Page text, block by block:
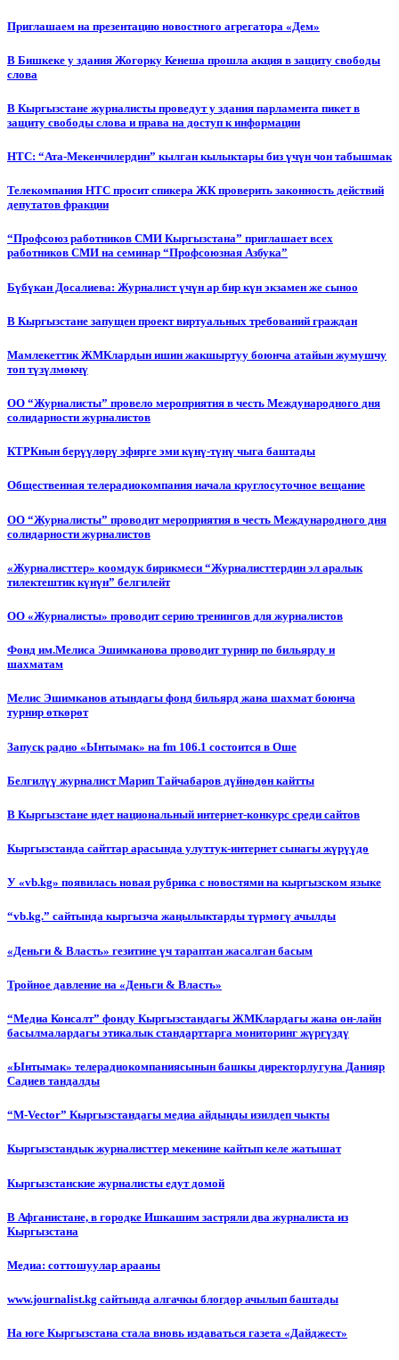
Приглашаем на презентацию новостного агрегатора «Дем»
В Бишкеке у здания Жогорку Кенеша прошла акция в защиту свободы
слова
В Кыргызстане журналисты проведут у здания парламента пикет в
защиту свободы слова и права на доступ к информации
НТС: “Ата-Мекенчилердин” кылган кылыктары биз үчүн чон табышмак
Телекомпания НТС просит спикера ЖК проверить законность действий
депутатов фракции
“Профсоюз работников СМИ Кыргызстана” приглашает всех
работников СМИ на семинар “Профсоюзная Азбука”
Бүбүкан Досалиева: Журналист үчүн ар бир күн экзамен же сыноо
В Кыргызстане запущен проект виртуальных требований граждан
Мамлекеттик ЖМКлардын ишин жакшыртуу боюнча атайын жумушчу
топ түзүлмөкчү
ОО “Журналисты” провело мероприятия в честь Международного дня
солидарности журналистов
КТРКнын берүүлөрү эфирге эми күнү-түнү чыга баштады
Общественная телерадиокомпания начала круглосуточное вещание
ОО “Журналисты” проводит мероприятия в честь Международного дня
солидарности журналистов
«Журналисттер» коомдук бирикмеси “Журналисттердин эл аралык
тилектештик күнүн” белгилейт
ОО «Журналисты» проводит серию тренингов для журналистов
Фонд им.Мелиса Эшимканова проводит турнир по бильярду и
шахматам
Мелис Эшимканов атындагы фонд бильярд жана шахмат боюнча
турнир өткөрөт
Запуск радио «Ынтымак» на fm 106.1 состоится в Оше
Белгилүү журналист Марип Тайчабаров дүйнөдөн кайтты
В Кыргызстане идет национальный интернет-конкурс среди сайтов
Кыргызстанда сайттар арасында улуттук-интернет сынагы жүрүүдө
У «vb.kg» появилась новая рубрика с новостями на кыргызском языке
“vb.kg.” сайтында кыргызча жаңылыктарды түрмөгү ачылды
«Деньги & Власть» гезитине үч тараптан жасалган басым
Тройное давление на «Деньги & Власть»
“Медиа Консалт” фонду Кыргызстандагы ЖМКлардагы жана он-лайн
басылмалардагы этикалык стандарттарга мониторинг жүргүздү
«Ынтымак» телерадиокомпаниясынын башкы директорлугуна Данияр
Садиев тандалды
“М-Vector” Кыргызстандагы медиа айдыңды изилдеп чыкты
Кыргызстандык журналисттер мекенине кайтып келе жатышат
Кыргызстанские журналисты едут домой
В Афганистане, в городке Ишкашим застряли два журналиста из
Кыргызстана
Медиа: соттошуулар арааны
www.journalist.kg сайтында алгачкы блогдор ачылып баштады
На юге Кыргызстана стала вновь издаваться газета «Дайджест»